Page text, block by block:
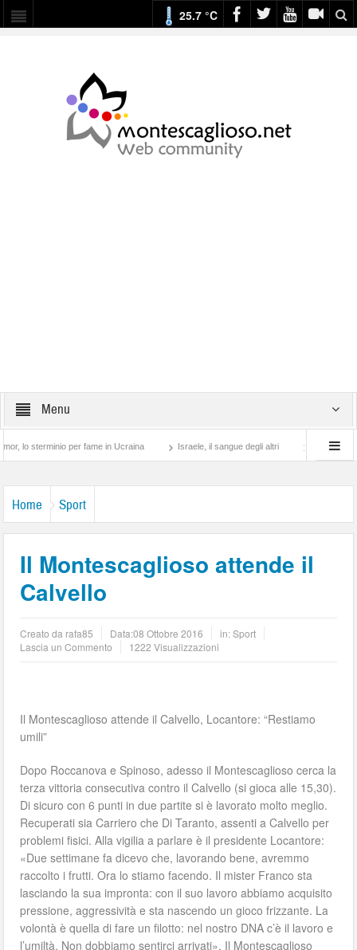
25.7 °C
Menu
per fame in Ucraina Israele, il sangue degli altri Lotta di classe… tra
Home Sport
Il Montescaglioso attende il
Calvello
Creato da rafa85 Data:08 Ottobre 2016 in:Sport
Lascia un Commento
1222 Visualizzazioni
Il Montescaglioso attende il Calvello, Locantore: “Restiamo
umili”
Dopo Roccanova e Spinoso, adesso il Montescaglioso cerca la
terza vittoria consecutiva contro il Calvello (si gioca alle 15,30).
Di sicuro con 6 punti in due partite si è lavorato molto meglio.
Recuperati sia Carriero che Di Taranto, assenti a Calvello per
problemi fisici. Alla vigilia a parlare è il presidente Locantore:
«Due settimane fa dicevo che, lavorando bene, avremmo
raccolto i frutti. Ora lo stiamo facendo. Il mister Franco sta
lasciando la sua impronta: con il suo lavoro abbiamo acquisito
pressione, aggressività e sta nascendo un gioco frizzante. La
volontà è quella di fare un filotto: nel nostro DNA c’è il lavoro e
l’umiltà. Non dobbiamo sentirci arrivati». Il Montescaglioso